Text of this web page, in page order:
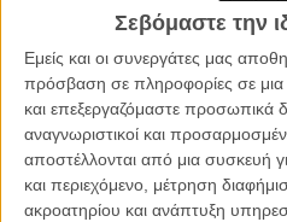
Σεβόμαστε την
Εμείς και οι συνεργάτες μας
πρόσβαση σε πληροφορίες σε
και επεξεργαζόμαστε προσωπικά
αναγνωριστικοί και
αποστέλλονται από μια συσκευή
και περιεχόμενο, μέτρηση
ακροατηρίου και ανάπτυξη
Φεστιβάλ Δράμας 2015:
Γεωργόπουλου
/ 13 ΑΥΓ 2015 Πόλυ Λυκούργου
Η Σίντι Κρόφορντ ετοιμάζει
που ξέρει καλύτερα απ'